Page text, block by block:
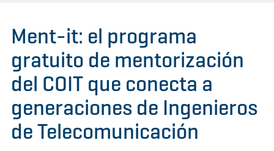
Ment-it: el programa
gratuito de mentorización
del COIT que conecta a
generaciones de Ingenieros
de Telecomunicación